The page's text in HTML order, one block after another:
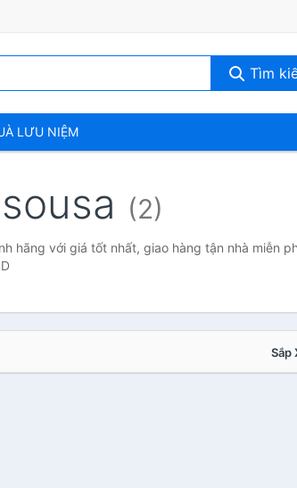
Tìm
LƯU NIỆM
(2)
hãng với giá tốt nhất, giao hàng tận nhà miễn
Sắp